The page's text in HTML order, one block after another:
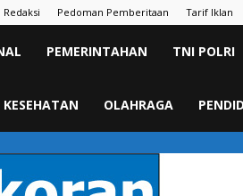
Redaksi Pedoman Pemberitaan Tarif Iklan
PEMERINTAHAN TNI POLRI
KESEHATAN OLAHRAGA